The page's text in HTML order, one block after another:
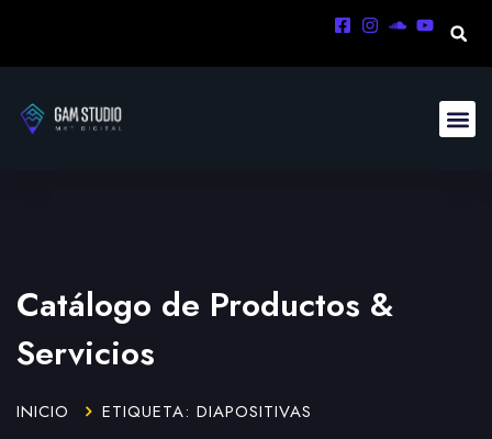
Catálogo de Productos &
Servicios
INICIO ETIQUETA: DIAPOSITIVAS